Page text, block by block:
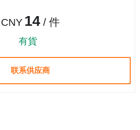
CNY 14 / 件
有貨
联系供应商